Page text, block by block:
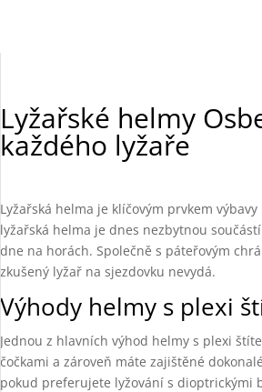
Lyžařské helmy
každého lyžaře
Lyžařská helma je klíčovým prvkem
lyžařská helma je dnes nezbytnou
dne na horách. Společně s páteřovým
zkušený lyžař na sjezdovku nevydá.
Výhody helmy s plexi
Jednou z hlavních výhod helmy s plexi
čočkami a zároveň máte zajištěné
pokud preferujete lyžování s dioptrickými